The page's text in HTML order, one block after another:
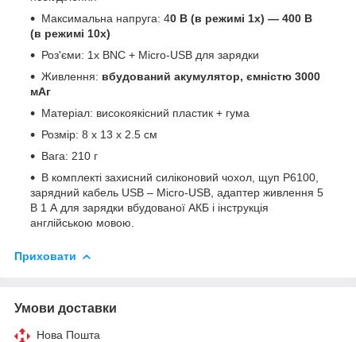
Максимальна напруга: 40 В (в режимі 1х) — 400 В
(в режимі 10х)
Роз'єми: 1x BNC + Micro-USB для зарядки
Живлення: вбудований акумулятор, ємністю 3000
мАг
Матеріал: високоякісний пластик + гума
Розмір: 8 х 13 х 2.5 см
Вага: 210 г
В комплекті захисний силіконовий чохол, щуп P6100,
зарядний кабель USB – Micro-USB, адаптер живлення 5
В 1 А для зарядки вбудованої АКБ і інструкція
англійською мовою.
Приховати
Умови доставки
Нова Пошта